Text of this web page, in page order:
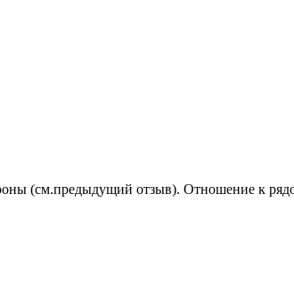
(см.предыдущий отзыв). Отношение к